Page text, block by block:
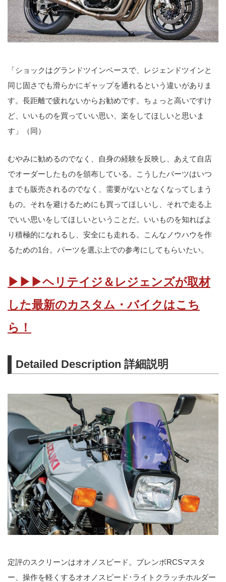
「ショックはグランドツインベースで、レジェンドツインと
同じ固さでも滑らかにギャップを通れるという違いがありま
す。長距離で疲れないからお勧めです。ちょっと高いですけ
ど、いいものを買っていい思い、楽をしてほしいと思いま
す」（同）
むやみに勧めるのでなく、自身の経験を反映し、あえて自店
でオーダーしたものを頒布している。こうしたパーツはいつ
までも販売されるのでなく、需要がないとなくなってしまう
もの。それを避けるためにも買ってほしいし、それで走る上
でいい思いをしてほしいということだ。いいものを知ればよ
り積極的になれるし、安全にも走れる。こんなノウハウを作
るための1台。パーツを選ぶ上での参考にしてもらいたい。
▶▶▶ヘリテイジ＆レジェンズが取材
した最新のカスタム・バイクはこち
ら！
Detailed Description 詳細説明
定評のスクリーンはオオノスピード。ブレンボRCSマスタ
ー、操作を軽くするオオノスピード･ライトクラッチホルダー